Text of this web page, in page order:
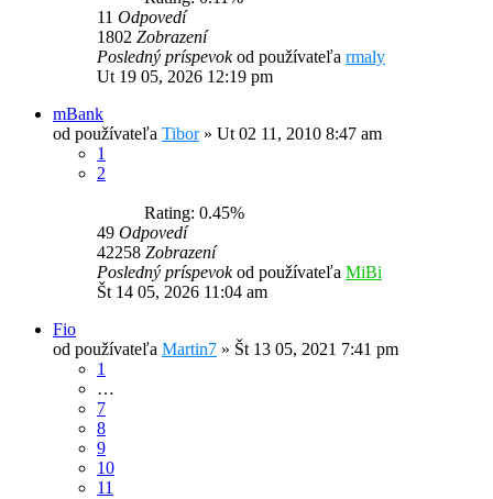
11 Odpovedí
1802 Zobrazení
Posledný príspevokod používateľa rmaly
Ut 19 05, 2026 12:19 pm
mBank
od používateľa Tibor» Ut 02 11, 2010 8:47 am
1
2
Rating: 0.45%
49 Odpovedí
42258 Zobrazení
Posledný príspevokod používateľa MiBi
Št 14 05, 2026 11:04 am
Fio
od používateľa Martin7 » Št 13 05, 2021 7:41 pm
1
…
7
8
9
10
11